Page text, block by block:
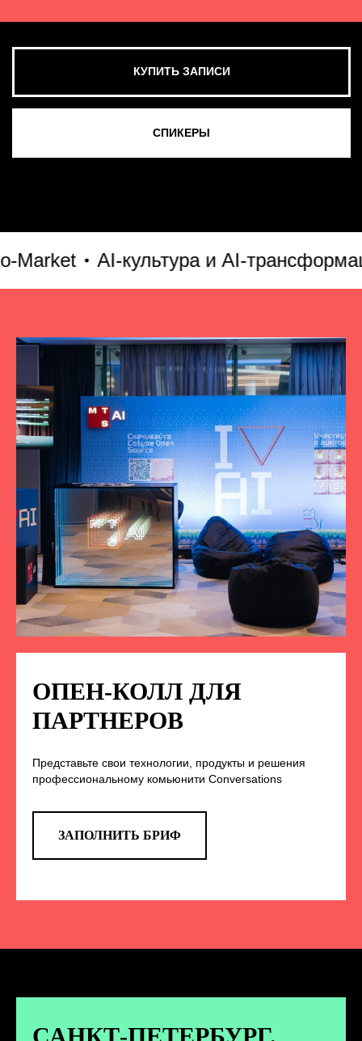
AI-культура и AI-трансформация
ОПЕН-КОЛЛ ДЛЯ
ПАРТНЕРОВ
Представьте свои технологии, продукты и решения
профессиональному комьюнити Conversations
ЗАПОЛНИТЬ БРИФ
СМОТРЕТЬ ВСЕ ФОТО
НА НАС В СОЦСЕТЯХ
TELEGRAM
анонс новых спикеров и другие
новости конференции